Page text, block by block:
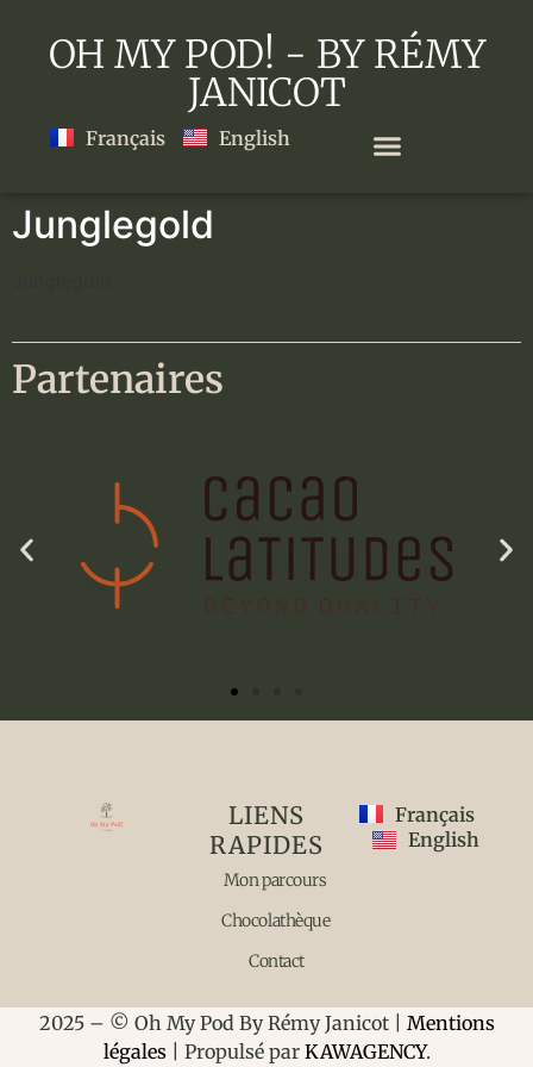
OH MY POD! - BY RÉMY
JANICOT
Français English
Junglegold
Partenaires
LIENS
RAPIDES
Mon parcours
Chocolathèque
Contact
Français
English
2025 – © Oh My Pod By Rémy Janicot | Mentions
légales| Propulsé par KAWAGENCY.